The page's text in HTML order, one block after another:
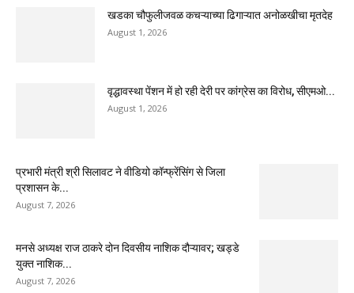
खडका चौफुलीजवळ कचऱ्याच्या ढिगाऱ्यात अनोळखीचा मृतदेह
August 1, 2026
वृद्धावस्था पेंशन में हो रही देरी पर कांग्रेस का विरोध, सीएमओ...
August 1, 2026
प्रभारी मंत्री श्री सिलावट ने वीडियो कॉन्फ्रेंसिंग से जिला
प्रशासन के...
August 7, 2026
मनसे अध्यक्ष राज ठाकरे दोन दिवसीय नाशिक दौऱ्यावर; खड्डे
युक्त नाशिक...
August 7, 2026